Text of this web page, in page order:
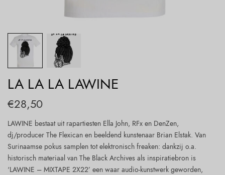
LA LA LA LAWINE
€28,50
LAWINE bestaat uit rapartiesten Ella John, RFx en DenZen,
dj/producer The Flexican en beeldend kunstenaar Brian Elstak. Van
Surinaamse pokus samplen tot elektronisch freaken: dankzij o.a.
historisch materiaal van The Black Archives als inspiratiebron is
‘LAWINE – MIXTAPE 2X22’ een waar audio-kunstwerk geworden,